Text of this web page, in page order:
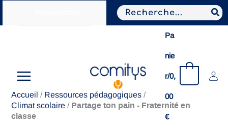
contenu
Search
for:
Pa
nie
r/0,
00
€
Accueil / Ressources pédagogiques /
Climat scolaire / Partage ton pain - Fraternité en
classe